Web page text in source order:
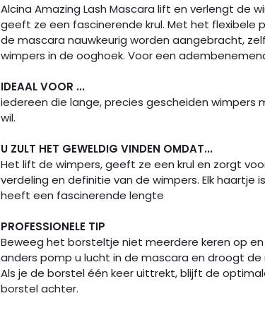
Alcina Amazing Lash Mascara lift en verlengt de
geeft ze een fascinerende krul. Met het flexibele
de mascara nauwkeurig worden aangebracht,
wimpers in de ooghoek. Voor een
IDEAAL VOOR ...
iedereen die lange, precies gescheiden wimpers
wil.
U ZULT HET GEWELDIG VINDEN OMDAT...
Het lift de wimpers, geeft ze een krul en zorgt
verdeling en definitie van de wimpers. Elk haartje
heeft een fascinerende lengte
PROFESSIONELE TIP
Beweeg het borsteltje niet meerdere keren op
anders pomp u lucht in de mascara en droogt de
Als je de borstel één keer uittrekt, blijft de
borstel achter.